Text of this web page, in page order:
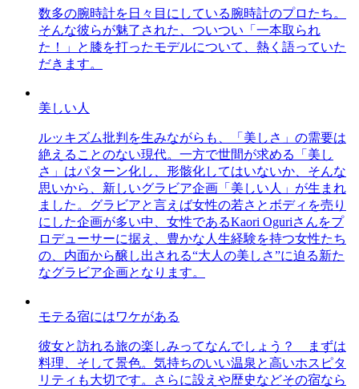
数多の腕時計を日々目にしている腕時計のプロたち。
そんな彼らが魅了された、ついつい「一本取られ
た！」と膝を打ったモデルについて、熱く語っていた
だきます。
美しい人
ルッキズム批判を生みながらも、「美しさ」の需要は
絶えることのない現代。一方で世間が求める「美し
さ」はパターン化し、形骸化してはいないか、そんな
思いから、新しいグラビア企画「美しい人」が生まれ
ました。グラビアと言えば女性の若さとボディを売り
にした企画が多い中、女性であるKaori Oguriさんをプ
ロデューサーに据え、豊かな人生経験を持つ女性たち
の、内面から醸し出される“大人の美しさ”に迫る新た
なグラビア企画となります。
モテる宿にはワケがある
彼女と訪れる旅の楽しみってなんでしょう？ まずは
料理、そして景色。気持ちのいい温泉と高いホスピタ
リティも大切です。さらに設えや歴史などその宿なら